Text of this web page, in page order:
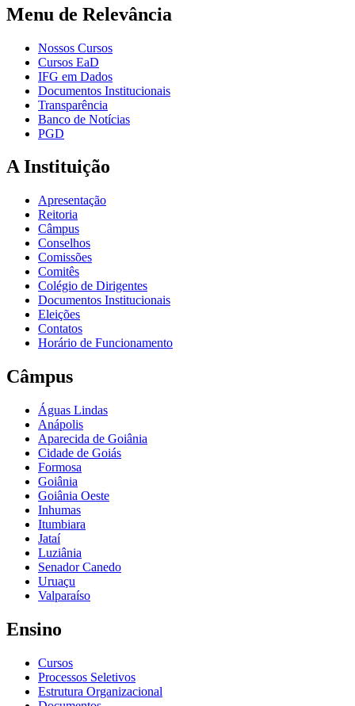
Menu de Relevância
Nossos Cursos
Cursos EaD
IFG em Dados
Documentos Institucionais
Transparência
Banco de Notícias
PGD
A Instituição
Apresentação
Reitoria
Câmpus
Conselhos
Comissões
Comitês
Colégio de Dirigentes
Documentos Institucionais
Eleições
Contatos
Horário de Funcionamento
Câmpus
Águas Lindas
Anápolis
Aparecida de Goiânia
Cidade de Goiás
Formosa
Goiânia
Goiânia Oeste
Inhumas
Itumbiara
Jataí
Luziânia
Senador Canedo
Uruaçu
Valparaíso
Ensino
Cursos
Processos Seletivos
Estrutura Organizacional